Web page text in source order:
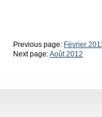
Previous page: Février
Next page:Août 2012